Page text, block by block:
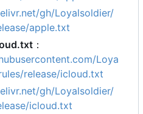
gh/Loyalsoldier/
apple.txt
：
Loya
release/icloud.txt
gh/Loyalsoldier/
icloud.txt